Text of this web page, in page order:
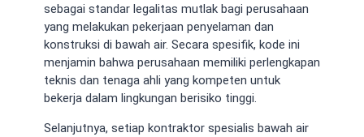
sebagai standar legalitas mutlak bagi perusahaan
yang melakukan pekerjaan penyelaman dan
konstruksi di bawah air. Secara spesifik, kode ini
menjamin bahwa perusahaan memiliki perlengkapan
teknis dan tenaga ahli yang kompeten untuk
bekerja dalam lingkungan berisiko tinggi.
Selanjutnya, setiap kontraktor spesialis bawah air